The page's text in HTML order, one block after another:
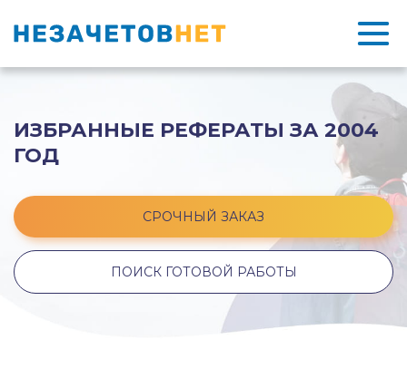
ИЗБРАННЫЕ РЕФЕРАТЫ ЗА 2004
ГОД
СРОЧНЫЙ ЗАКАЗ
ПОИСК ГОТОВОЙ РАБОТЫ